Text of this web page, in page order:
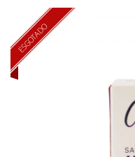
ESGOTADO